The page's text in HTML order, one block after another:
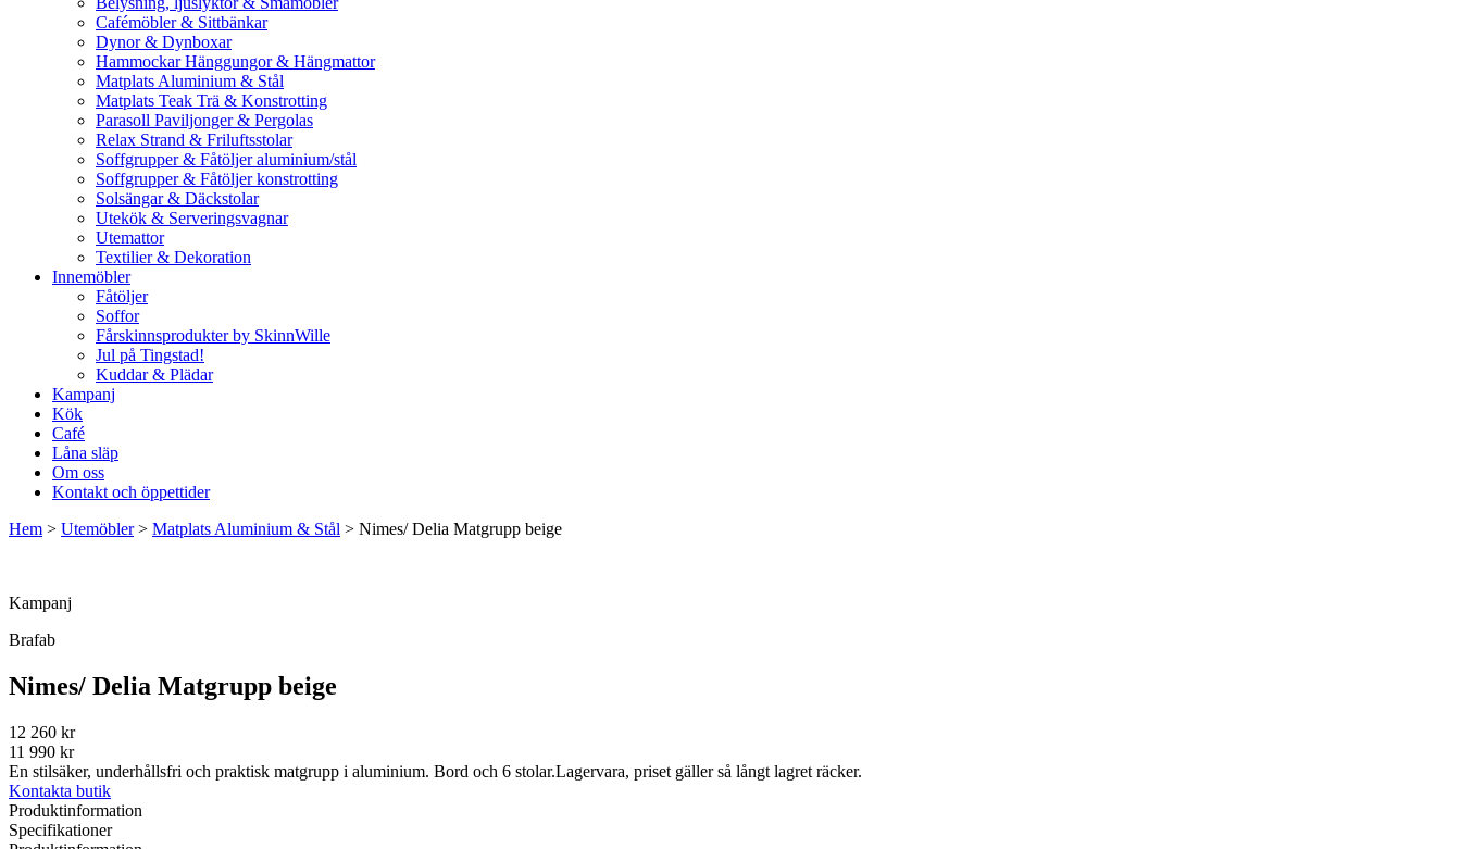
Cafémöbler & Sittbänkar
Dynor & Dynboxar
Hammockar Hänggungor & Hängmattor
Matplats Aluminium & Stål
Matplats Teak Trä & Konstrotting
Parasoll Paviljonger & Pergolas
Relax Strand & Friluftsstolar
Soffgrupper & Fåtöljer aluminium/stål
Soffgrupper & Fåtöljer konstrotting
Solsängar & Däckstolar
Utekök & Serveringsvagnar
Utemattor
Textilier & Dekoration
Innemöbler
Fåtöljer
Soffor
Fårskinnsprodukter by SkinnWille
Jul på Tingstad!
Kuddar & Plädar
Kampanj
Kök
Café
Låna släp
Om oss
Kontakt och öppettider
Hem > Utemöbler> Matplats Aluminium & Stål > Nimes/ Delia Matgrupp beige
Kampanj
Brafab
Nimes/ Delia Matgrupp beige
12 260 kr
11 990 kr
En stilsäker, underhållsfri och praktisk matgrupp i aluminium. Bord och 6 stolar.Lagervara, priset gäller så långt lagret räcker.
Kontakta butik
Produktinformation
Specifikationer